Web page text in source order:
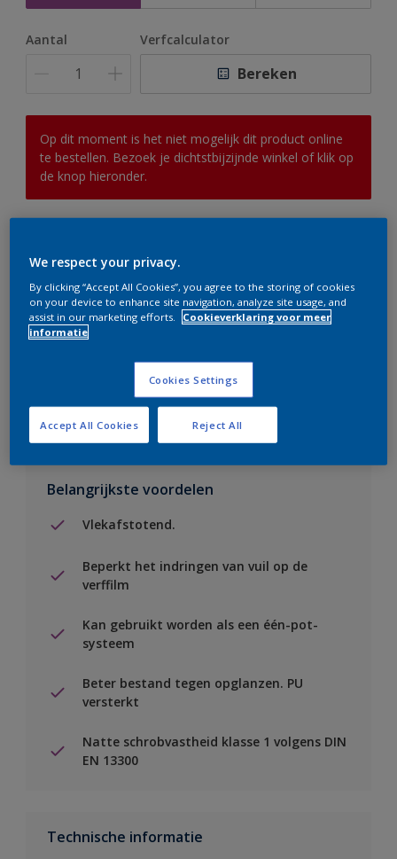
Aantal Verfcalculator
Bereken
Op dit moment is het niet mogelijk dit product online
te bestellen. Bezoek je dichtstbijzijnde winkel of klik op
de knop hieronder.
Vind een verkooppunt
Zie kleur in de Sikkens Visualizer App
Belangrijkste voordelen
Vlekafstotend.
Beperkt het indringen van vuil op de
verffilm
Kan gebruikt worden als een één-pot-
systeem
Beter bestand tegen opglanzen. PU
versterkt
Natte schrobvastheid klasse 1 volgens DIN
EN 13300
Technische informatie
We respect your privacy.
By clicking “Accept All Cookies”, you agree to the storing of cookies
on your device to enhance site navigation, analyze site usage, and
assist in our marketing efforts.
Cookieverklaring voor meer
informatie
Cookies Settings
Reject All
Accept All Cookies